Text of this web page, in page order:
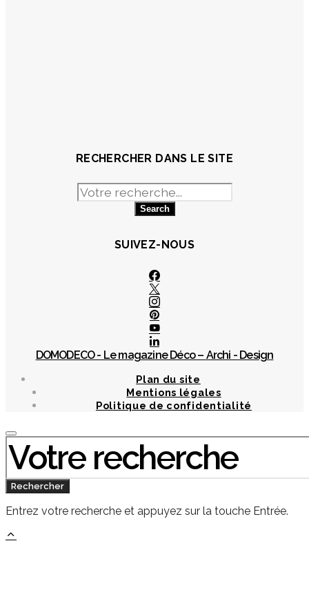
RECHERCHER DANS LE SITE
Search
for:
SUIVEZ-NOUS
DOMODECO - Le magazine Déco – Archi - Design
Plan du site
Mentions légales
Politique de confidentialité
Chercher
Rechercher
Entrez votre recherche et appuyez sur la touche Entrée.